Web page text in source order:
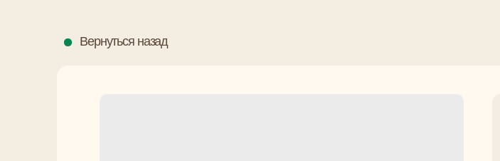
Вернуться назад